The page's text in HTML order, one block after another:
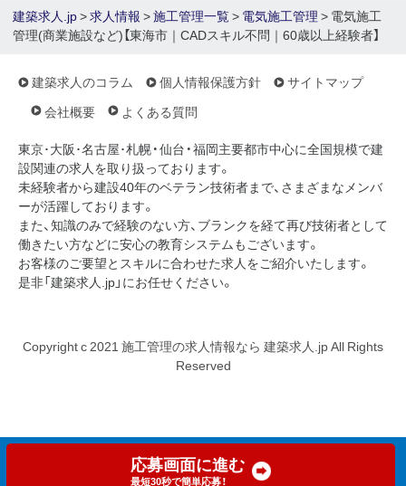
応募画面に進む
最短30秒で簡単応募！
建築求人.jp>求人情報 >施工管理一覧> 電気施工管理 > 電気施工
管理(商業施設など)【東海市｜CADスキル不問｜60歳以上経験者】
建築求人のコラム 個人情報保護方針
サイトマップ
会社概要
よくある質問
東京･大阪･名古屋･札幌・仙台・福岡主要都市中心に全国規模で建
設関連の求人を取り扱っております。
未経験者から建設40年のベテラン技術者まで、さまざまなメンバ
ーが活躍しております。
また、知識のみで経験のない方、ブランクを経て再び技術者として
働きたい方などに安心の教育システムもございます。
お客様のご要望とスキルに合わせた求人をご紹介いたします。
是非「建築求人.jp」にお任せください。
Copyright c 2021 施工管理の求人情報なら 建築求人.jp All Rights
Reserved